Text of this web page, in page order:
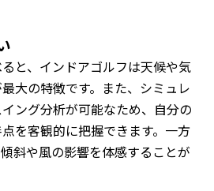
と、インドアゴルフは天候や気
大の特徴です。また、シミュレ
ング分析が可能なため、自分の
を客観的に把握できます。一方
斜や風の影響を体感することが